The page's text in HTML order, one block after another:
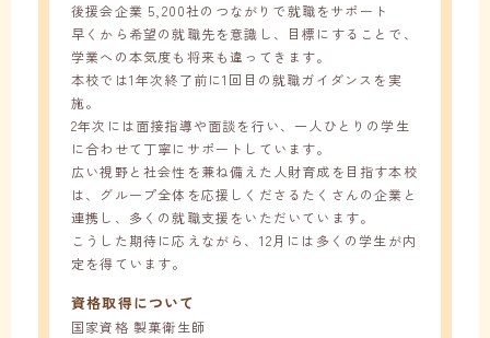
後援会企業 5,200社のつながりで就職をサポート
早くから希望の就職先を意識し、目標にすることで、
学業への本気度も将来も違ってきます。
本校では1年次終了前に1回目の就職ガイダンスを実
施。
2年次には面接指導や面談を行い、一人ひとりの学生
に合わせて丁寧にサポートしています。
広い視野と社会性を兼ね備えた人財育成を目指す本校
は、グループ全体を応援しくださるたくさんの企業と
連携し、多くの就職支援をいただいています。
こうした期待に応えながら、12月には多くの学生が内
定を得ています。
資格取得について
国家資格 製菓衛生師